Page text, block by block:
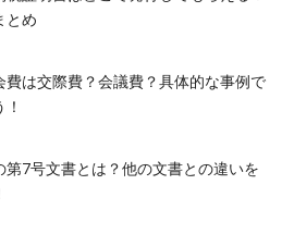
とめ
費は交際費？会議費？具体的な事例で
第7号文書とは？他の文書との違いを